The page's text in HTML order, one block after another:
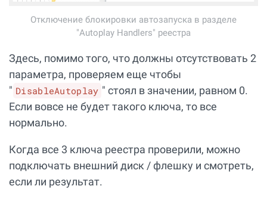
Отключение блокировки автозапуска в разделе
"Autoplay Handlers" реестра
Здесь, помимо того, что должны отсутствовать 2
параметра, проверяем еще чтобы
" DisableAutoplay " стоял в значении, равном 0.
Если вовсе не будет такого ключа, то все
нормально.
Когда все 3 ключа реестра проверили, можно
подключать внешний диск / флешку и смотреть,
если ли результат.